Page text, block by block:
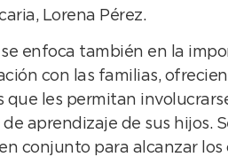
Lorena Pérez.
se enfoca también en la
con las familias,
que les permitan
de aprendizaje de sus hijos.
conjunto para alcanzar los